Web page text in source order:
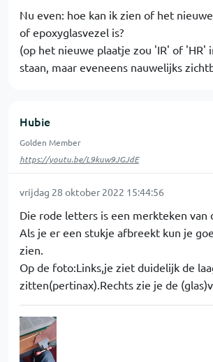
Nu even: hoe kan ik zien of het
of epoxyglasvezel is?
(op het nieuwe plaatje zou 'IR' of 'HR'
staan, maar eveneens nauwelijks
Hubie
Golden Member
https://youtu.be/L9kuw9JGJdE
vrijdag 28 oktober 2022 15:44:56
Die rode letters is een merkteken van
Als je er een stukje afbreekt kun je
zien.
Op de foto:Links,je ziet duidelijk de
zitten(pertinax).Rechts zie je de